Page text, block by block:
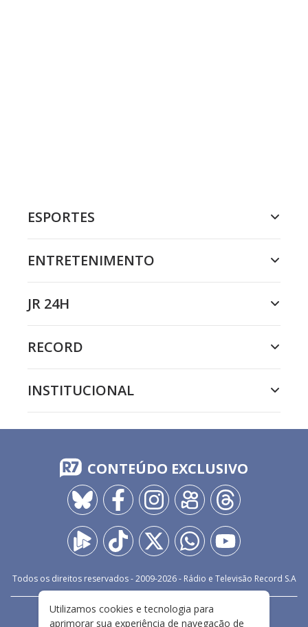
ESPORTES
ENTRETENIMENTO
JR 24H
RECORD
INSTITUCIONAL
CONTEÚDO EXCLUSIVO
Todos os direitos reservados - 2009-2026- Rádio e Televisão Record S.A
FALE CONOSCO PRIVACIDADE
Utilizamos cookies e tecnologia para
aprimorar sua experiência de navegação de